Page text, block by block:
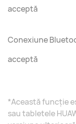
acceptă
Conexiune
acceptă
*Această funcție
sau tabletele